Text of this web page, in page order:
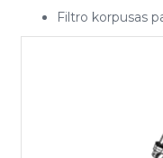
Filtro korpusas